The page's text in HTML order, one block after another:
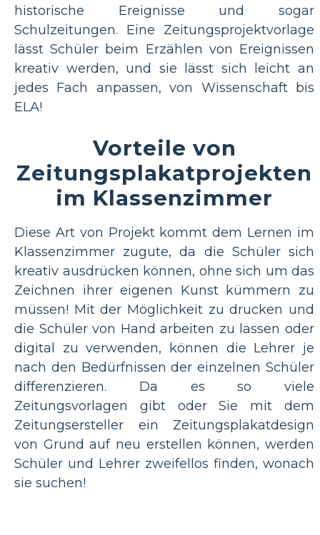
historische Ereignisse und sogar
Schulzeitungen. Eine Zeitungsprojektvorlage
lässt Schüler beim Erzählen von Ereignissen
kreativ werden, und sie lässt sich leicht an
jedes Fach anpassen, von Wissenschaft bis
ELA!
Vorteile von
Zeitungsplakatprojekten
im Klassenzimmer
Diese Art von Projekt kommt dem Lernen im
Klassenzimmer zugute, da die Schüler sich
kreativ ausdrücken können, ohne sich um das
Zeichnen ihrer eigenen Kunst kümmern zu
müssen! Mit der Möglichkeit zu drucken und
die Schüler von Hand arbeiten zu lassen oder
digital zu verwenden, können die Lehrer je
nach den Bedürfnissen der einzelnen Schüler
differenzieren. Da es so viele
Zeitungsvorlagen gibt oder Sie mit dem
Zeitungsersteller ein Zeitungsplakatdesign
von Grund auf neu erstellen können, werden
Schüler und Lehrer zweifellos finden, wonach
sie suchen!